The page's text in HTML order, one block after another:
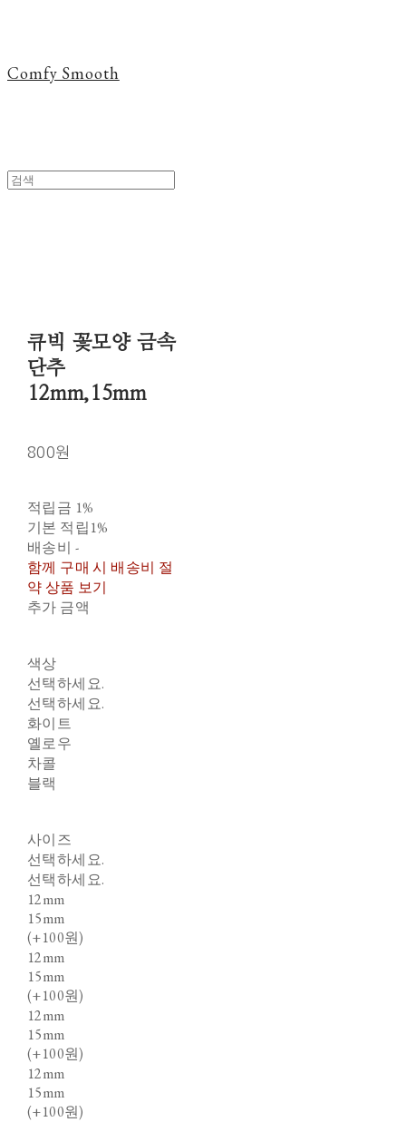
Comfy Smooth
큐빅 꽃모양 금속
단추
12mm,15mm
800원
적립금 1%
기본 적립1%
배송비 -
함께 구매 시 배송비 절
약 상품 보기
추가 금액
색상
선택하세요.
선택하세요.
화이트
옐로우
차콜
블랙
사이즈
선택하세요.
선택하세요.
12mm
15mm
(+100원)
12mm
15mm
(+100원)
12mm
15mm
(+100원)
12mm
15mm
(+100원)